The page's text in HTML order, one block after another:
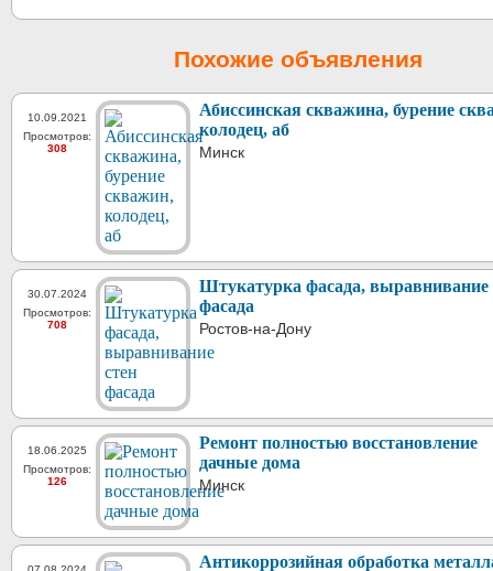
Похожие объявления
10.09.2021
Просмотров:
308
Абиссинская скважина, бурение
колодец, аб
Минск
30.07.2024
Просмотров:
708
Штукатурка фасада, выравнивание
фасада
Ростов-на-Дону
18.06.2025
Просмотров:
126
Ремонт полностью восстановление
дачные дома
Минск
Антикоррозийная обработка